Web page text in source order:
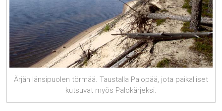
Ärjän länsipuolen törmää. Taustalla Palopää, jota paikalliset
kutsuvat myös Palokärjeksi.